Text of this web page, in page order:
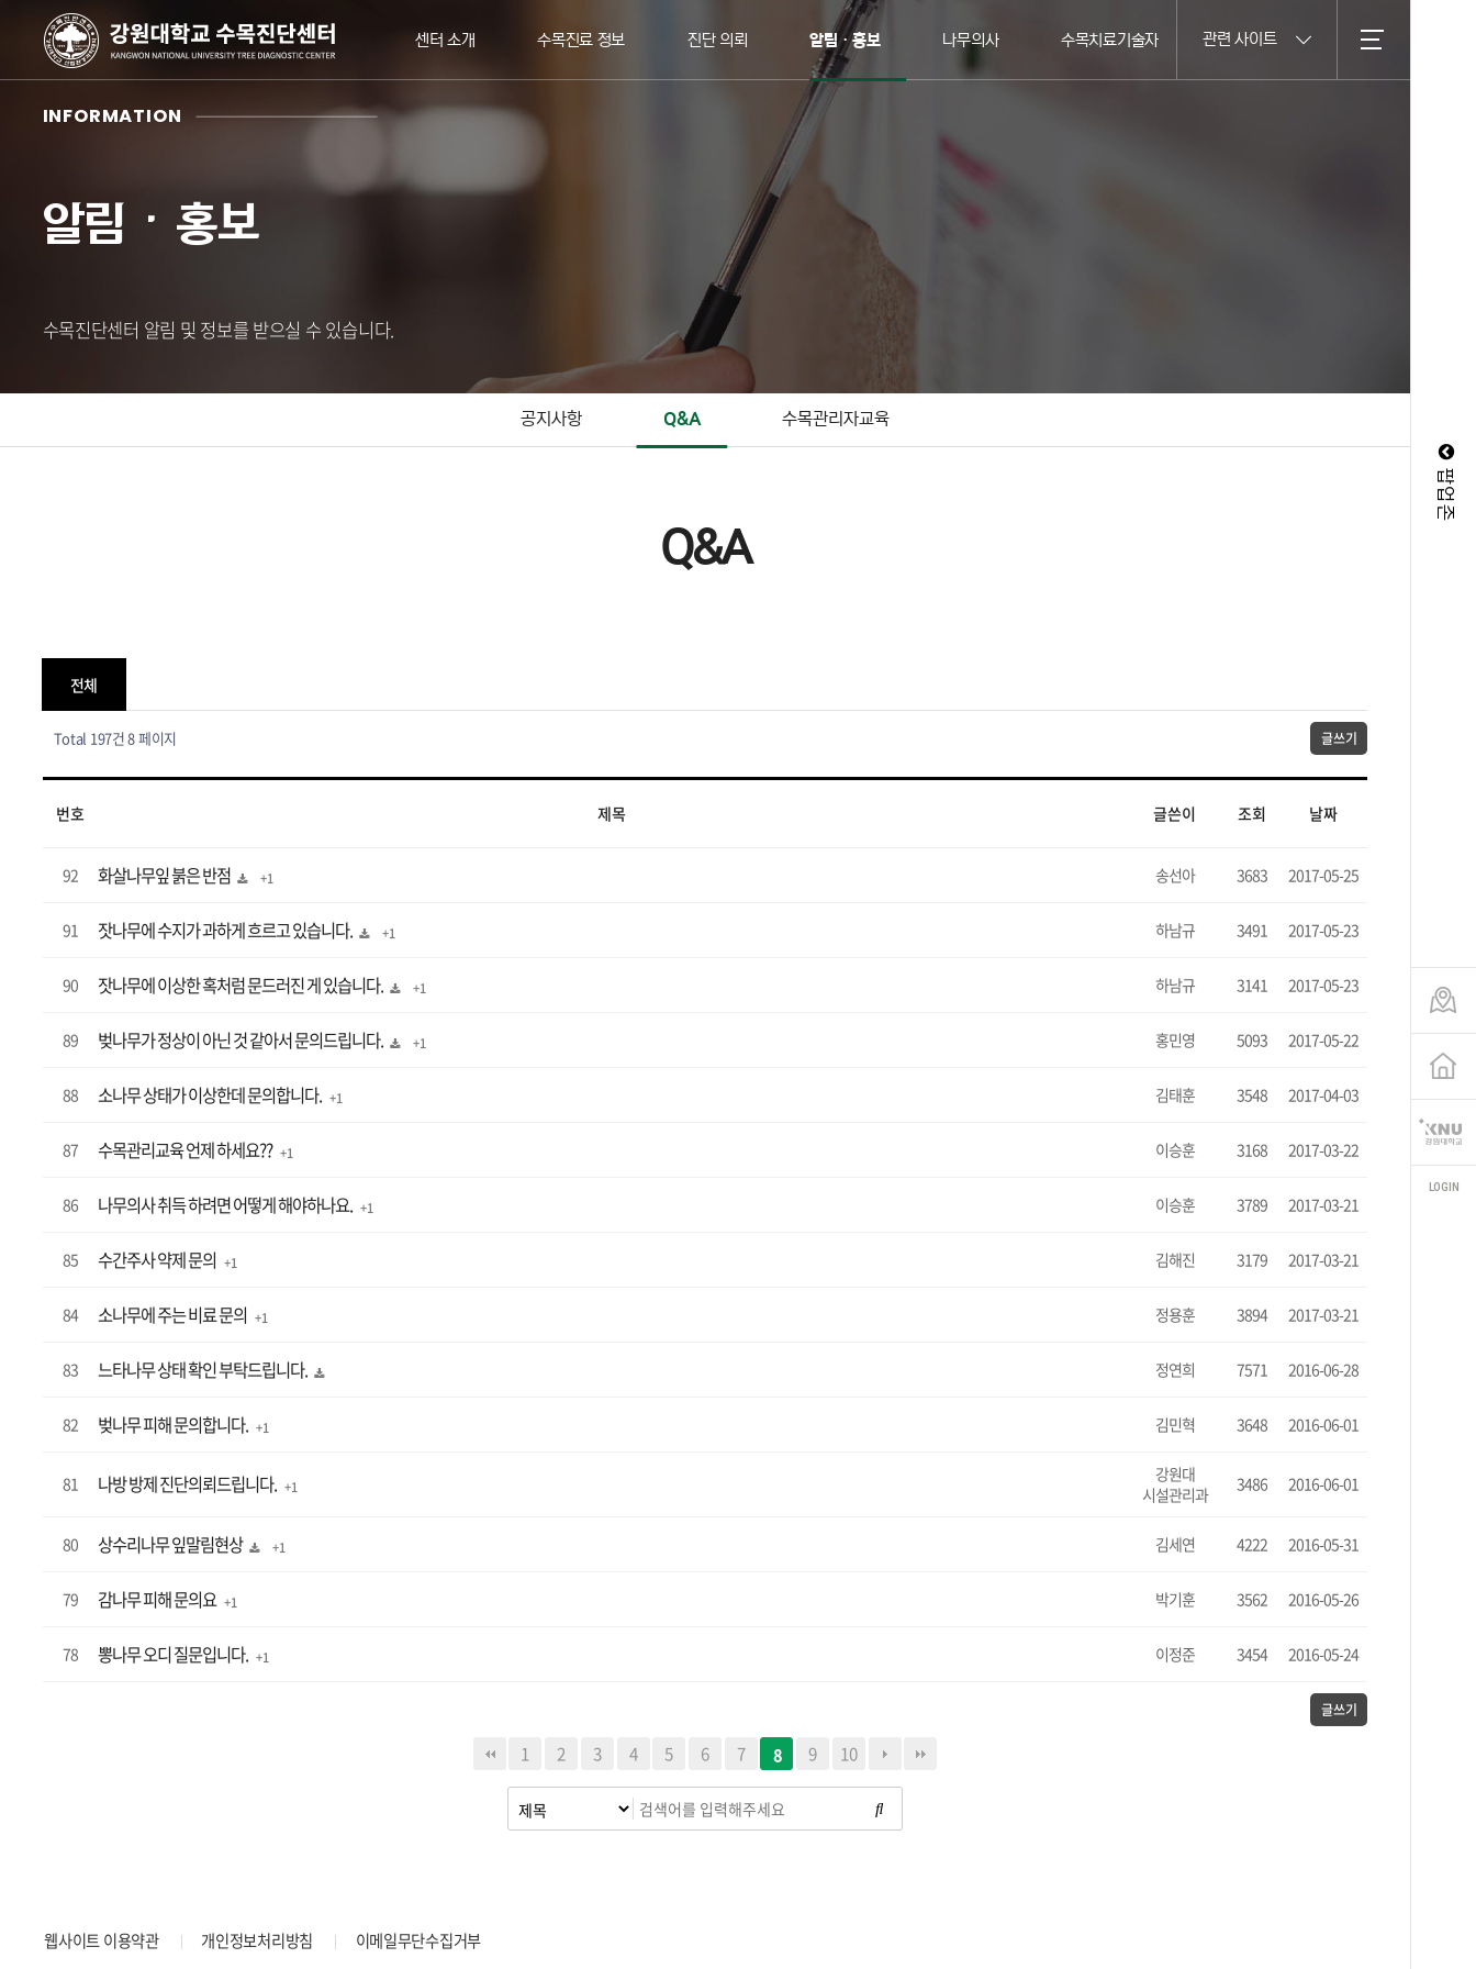
센터 소개 수목진료 정보 진단 의뢰 알림ㆍ홍보 나무의사 수목치료기술자 관련 사이트
INFORMATION
알림ㆍ홍보
수목진단센터 알림 및 정보를 받으실 수 있습니다.
공지사항 Q&A 수목관리자교육
Q&A
전체
Total 197건8 페이지 글쓰기
번호 제목 글쓴이 조회 날짜
92 화살나무잎 붉은 반점 + 1 송선아 3683 2017-05-25
91 잣나무에 수지가 과하게 흐르고 있습니다. + 1 하남규 3491 2017-05-23
90 잣나무에 이상한 혹처럼 문드러진 게 있습니다. + 1 하남규 3141 2017-05-23
89 벚나무가 정상이 아닌 것 같아서 문의드립니다. + 1 홍민영 5093 2017-05-22
88 소나무 상태가 이상한데 문의합니다. + 1 김태훈 3548 2017-04-03
87 수목관리교육 언제 하세요?? + 1 이승훈 3168 2017-03-22
86 나무의사 취득 하려면 어떻게 해야하나요. + 1 이승훈 3789 2017-03-21
85 수간주사 약제 문의 + 1 김해진 3179 2017-03-21
84 소나무에 주는 비료 문의 + 1 정용훈 3894 2017-03-21
83 느타나무 상태 확인 부탁드립니다. 정연희 7571 2016-06-28
82 벚나무 피해 문의합니다. + 1 김민혁 3648 2016-06-01
81 나방 방제 진단의뢰드립니다. + 1
강원대
시설관리과
3486 2016-06-01
80 상수리나무 잎말림현상 + 1 김세연 4222 2016-05-31
79 감나무 피해 문의요 + 1 박기훈 3562 2016-05-26
78 뽕나무 오디 질문입니다. + 1 이정준 3454 2016-05-24
글쓰기
1 2 3 4 5 6 7 8 9 10
팝업존
LOGIN
웹사이트 이용약관 개인정보처리방침 이메일무단수집거부